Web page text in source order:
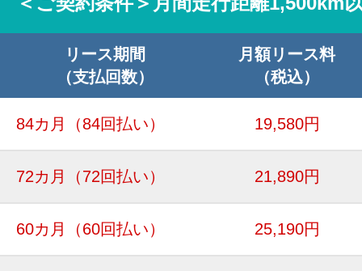
リース期間
（支払回数）
月額リース料
（税込）
84カ月 （84回払い） 19,580円
72カ月 （72回払い） 21,890円
60カ月 （60回払い） 25,190円